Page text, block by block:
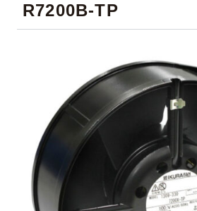
R7200B-TP